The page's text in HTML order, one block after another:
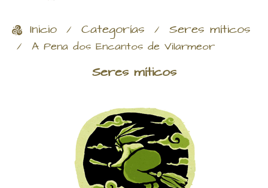
Inicio / Categorías / Seres míticos
/ A Pena dos Encantos de Vilarmeor
Seres míticos